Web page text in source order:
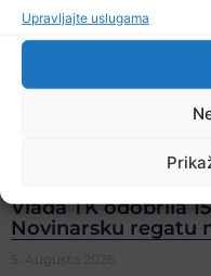
Upravljajte uslugama
Vlada TK odobrila
Novinarsku regatu
5. Augusta 2026.